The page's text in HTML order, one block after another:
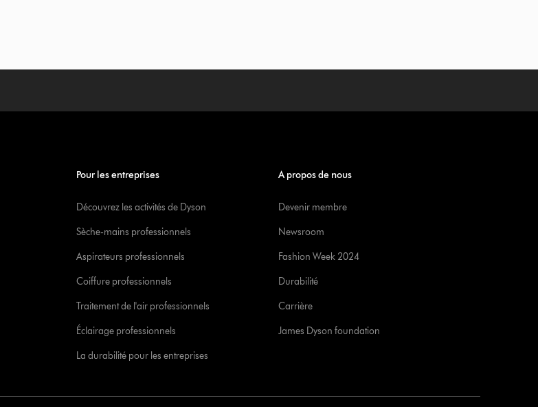
Pour les entreprises
Découvrez les activités de Dyson
Sèche-mains professionnels
Aspirateurs professionnels
Coiffure professionnels
Traitement de l'air professionnels
Éclairage professionnels
La durabilité pour les entreprises
A propos de nous
Devenir membre
Newsroom
Fashion Week 2024
Durabilité
Carrière
James Dyson foundation